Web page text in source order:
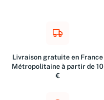
Livraison gratuite en France
Métropolitaine à partir de 10
€